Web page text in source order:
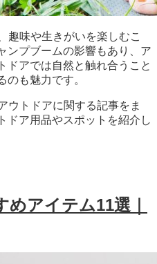
趣味や生きがいを楽しむこ
ンプブームの影響もあり、ア
ドアでは自然と触れ合うこと
のも魅力です。
ウトドアに関する記事をま
ドア用品やスポットを紹介し
アイテム11選｜